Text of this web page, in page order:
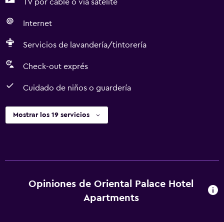
TV por cable o vía satélite
Internet
Servicios de lavandería/tintorería
Check-out exprés
Cuidado de niños o guardería
Mostrar los 19 servicios
Opiniones de Oriental Palace Hotel
Apartments